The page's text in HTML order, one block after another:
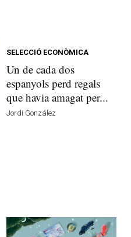
SELECCIÓ ECONÒMICA
Un de cada dos
espanyols perd regals
que havia amagat per...
Jordi González